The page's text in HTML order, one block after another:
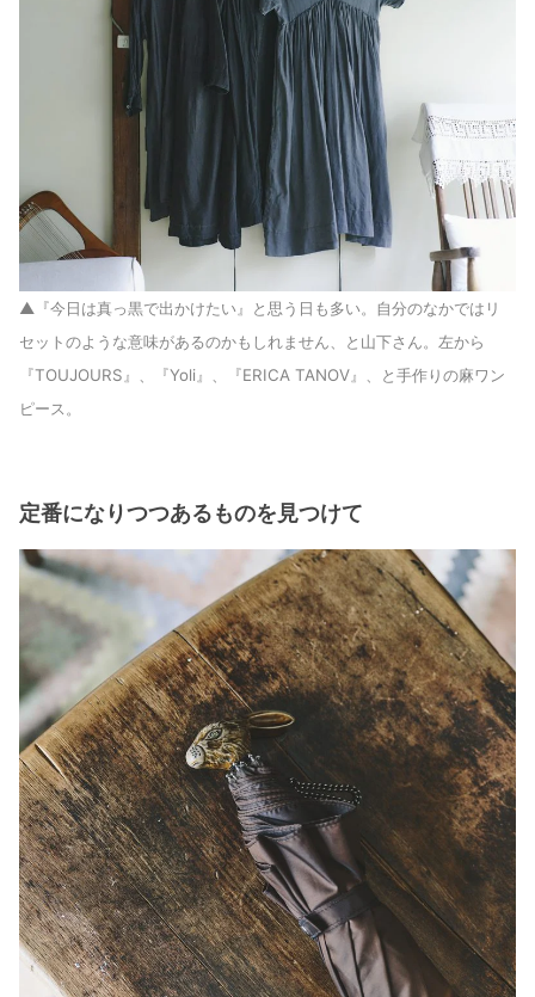
▲『今日は真っ黒で出かけたい』と思う日も多い。自分のなかではリ
セットのような意味があるのかもしれません、と山下さん。左から
『TOUJOURS』、『Yoli』、『ERICA TANOV』、と手作りの麻ワン
ピース。
定番になりつつあるものを見つけて